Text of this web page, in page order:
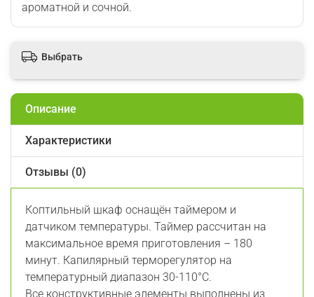
ароматной и сочной.
Выбрать
Описание
Характеристики
Отзывы (0)
Коптильный шкаф оснащён таймером и
датчиком температуры. Таймер рассчитан на
максимальное время приготовления – 180
минут. Капилярный терморегулятор на
температурный диапазон 30-110°С.
Все конструктивные элементы выполнены из